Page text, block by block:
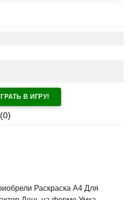
В ИГРУ!
0)
Раскраска А4 Для